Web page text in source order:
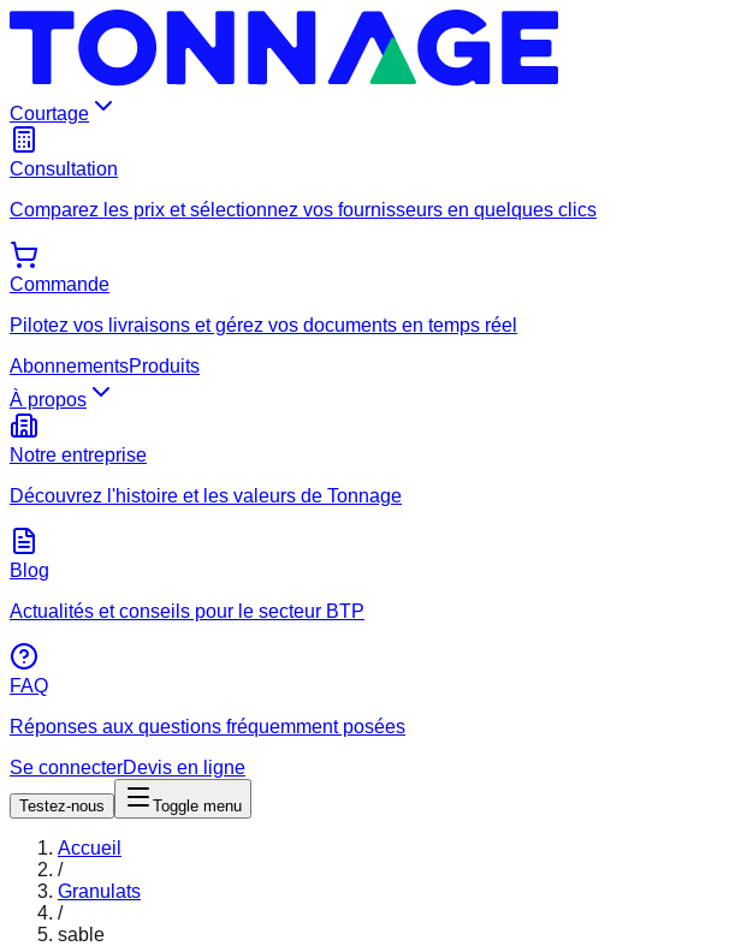
Courtage
Consultation
Comparez les prix et sélectionnez vos fournisseurs en quelques clics
Commande
Pilotez vos livraisons et gérez vos documents en temps réel
AbonnementsProduits
À propos
Notre entreprise
Découvrez l'histoire et les valeurs de Tonnage
Blog
Actualités et conseils pour le secteur BTP
FAQ
Réponses aux questions fréquemment posées
Se connecterDevis en ligne
Testez-nous Toggle menu
Accueil
/
Granulats
/
sable